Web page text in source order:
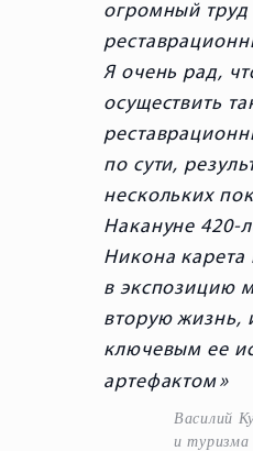
Василий
и туризма
огромный
Я очень рад,
осуществить
по сути,
нескольких
Накануне 420-
Никона карета
в экспозицию
вторую жизнь,
ключевым ее
артефактом